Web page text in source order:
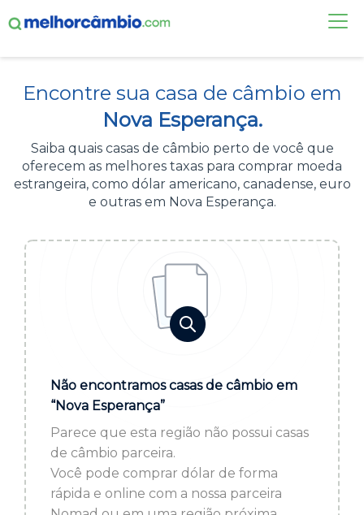
CASAS DE CÂMBIO
DÓLAR HOJE
ALERTA DE CÂMBIO
Acesse sua conta:
BROKER DE OFERTAS
ou cadastre-se se ainda não tem registro:
CADASTRE-SE
Encontre sua casa de câmbio em
Nova Esperança.
Saiba quais casas de câmbio perto de você que
oferecem as melhores taxas para comprar moeda
estrangeira, como dólar americano, canadense, euro
e outras em Nova Esperança.
Não encontramos casas de câmbio em
“Nova Esperança”
Parece que esta região não possui casas
de câmbio parceira.
Você pode comprar dólar de forma
rápida e online com a nossa parceira